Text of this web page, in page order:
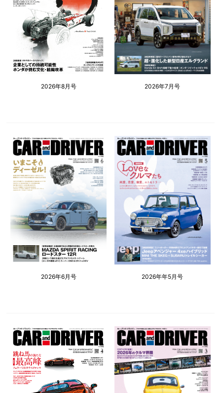
2026年8月号 2026年7月号
2026年6月号 2026年年5月号